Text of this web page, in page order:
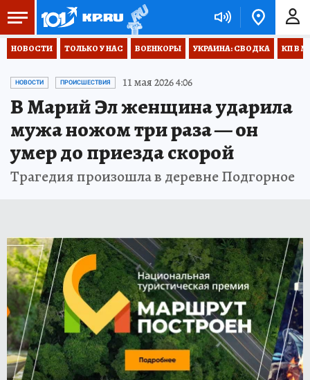
НОВОСТИ ТОЛЬКО У НАС ВОЕНКОРЫ УКРАИНА: СВОДКА КП В
НОВОСТИ ПРОИСШЕСТВИЯ 11 мая 2026 4:06
В Марий Эл женщина ударила
мужа ножом три раза — он
умер до приезда скорой
Трагедия произошла в деревне Подгорное